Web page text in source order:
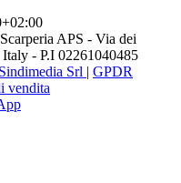
APS - Via dei
- P.I 02261040485
Sindimedia Srl | GPDR
vendita